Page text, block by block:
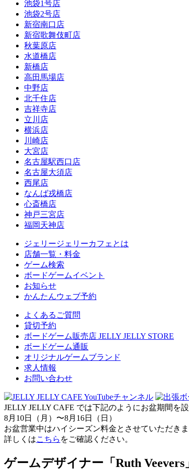
池袋1号店
池袋2号店
新宿南口店
新宿歌舞伎町店
秋葉原店
水道橋店
新橋店
高田馬場店
中野店
北千住店
吉祥寺店
立川店
横浜店
川崎店
大宮店
名古屋駅西口店
名古屋大須店
西尾店
なんば戎橋店
心斎橋店
神戸三宮店
福岡天神店
ジェリージェリーカフェとは
店舗一覧・料金
ゲーム検索
ボードゲームイベント
お知らせ
かんたんウェブ予約
よくあるご質問
貸切予約
ボードゲーム販売店 JELLY JELLY STORE
ボードゲーム通販
オリジナルゲームブランド
求人情報
お問い合わせ
JELLY JELLY CAFE では下記のようにお盆期間を
8月10日（月）〜8月16日（日）
お盆営業中はハイシーズン料金とさせていただきま
詳しくはこちら をご確認ください。
ゲームデザイナー「Ruth